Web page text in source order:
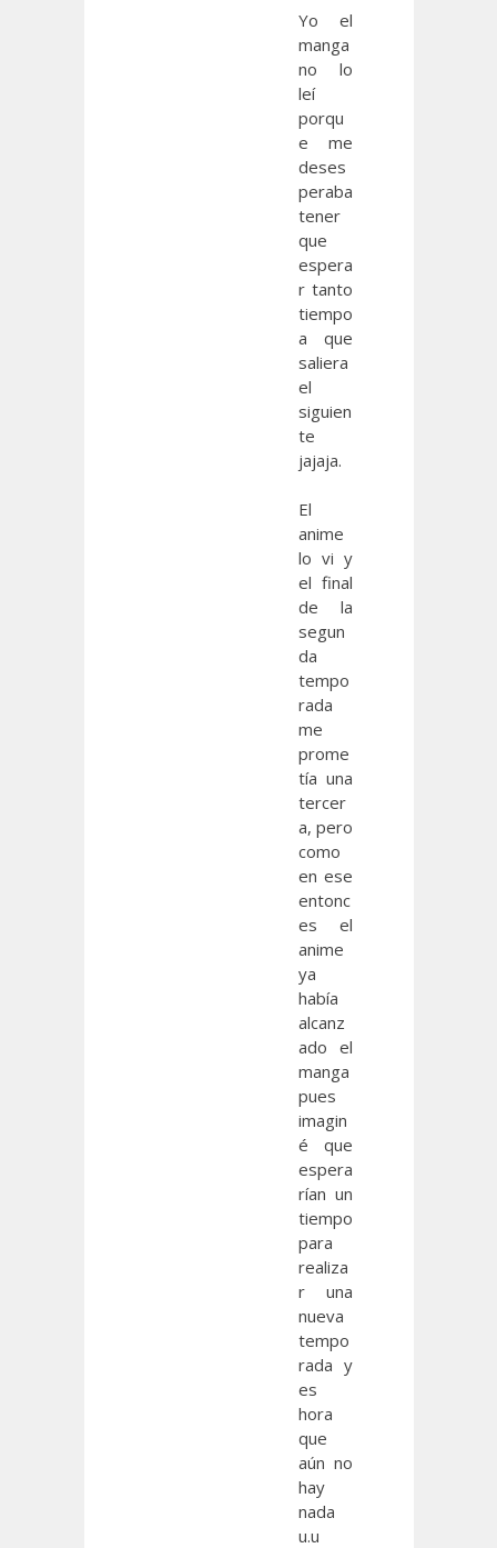
Yo el
manga
no lo
leí
porqu
e me
deses
peraba
tener
que
espera
r tanto
tiempo
a que
saliera
el
siguien
te
jajaja.
El
anime
lo vi y
el final
de la
segun
da
tempo
rada
me
prome
tía una
tercer
a, pero
como
en ese
entonc
es el
anime
ya
había
alcanz
ado el
manga
pues
imagin
é que
espera
rían un
tiempo
para
realiza
r una
nueva
tempo
rada y
es
hora
que
aún no
hay
nada
u.u